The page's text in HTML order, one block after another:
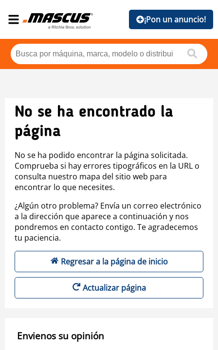
¡Pon un anuncio!
No se ha encontrado la
página
No se ha podido encontrar la página solicitada.
Comprueba si hay errores tipográficos en la URL o
consulta nuestro mapa del sitio web para
encontrar lo que necesites.
¿Algún otro problema? Envía un correo electrónico
a la dirección que aparece a continuación y nos
pondremos en contacto contigo. Te agradecemos
tu paciencia.
Regresar a la página de inicio
Actualizar página
Envienos su opinión